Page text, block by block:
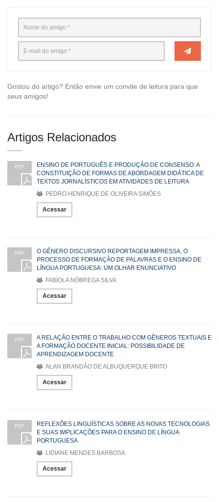
Gostou do artigo? Então envie um convite de leitura para que
seus amigos!
Artigos Relacionados
PDF
ENSINO DE PORTUGUÊS E PRODUÇÃO DE CONSENSO: A
CONSTITUIÇÃO DE FORMAS DE ABORDAGEM DIDÁTICA DE
TEXTOS JORNALÍSTICOS EM ATIVIDADES DE LEITURA
PEDRO HENRIQUE DE OLIVEIRA SIMÕES
Acessar
PDF
O GÊNERO DISCURSIVO REPORTAGEM IMPRESSA, O
PROCESSO DE FORMAÇÃO DE PALAVRAS E O ENSINO DE
LÍNGUA PORTUGUESA: UM OLHAR ENUNCIATIVO
FABÍOLA NÓBREGA SILVA
Acessar
PDF
A RELAÇÃO ENTRE O TRABALHO COM GÊNEROS TEXTUAIS E
A FORMAÇÃO DOCENTE INICIAL: POSSIBILIDADE DE
APRENDIZAGEM DOCENTE
ALAN BRANDÃO DE ALBUQUERQUE BRITO
Acessar
PDF
REFLEXÕES LINGUÍSTICAS SOBRE AS NOVAS TECNOLOGIAS
E SUAS IMPLICAÇÕES PARA O ENSINO DE LÍNGUA
PORTUGUESA
LIDIANE MENDES BARBOSA
Acessar